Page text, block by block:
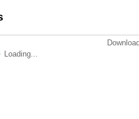
Loading...